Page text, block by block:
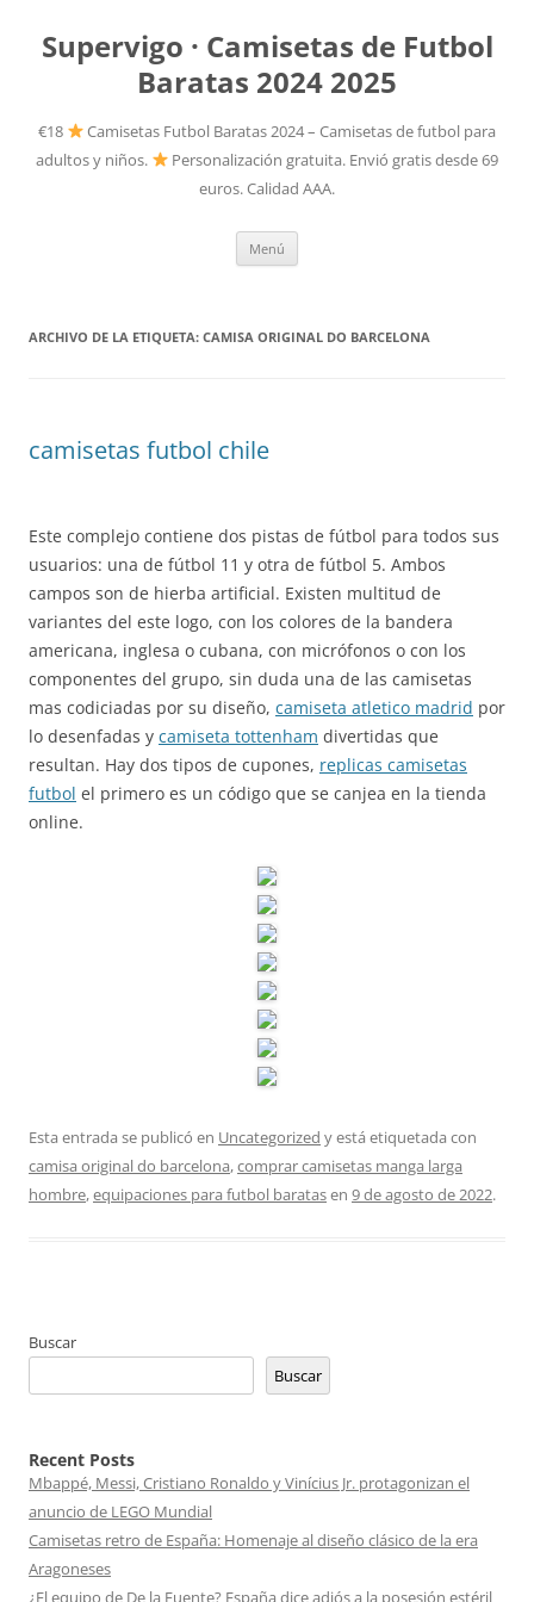
Supervigo · Camisetas de Futbol
Baratas 2024 2025
€18
Camisetas Futbol Baratas 2024 – Camisetas de futbol para
adultos y niños.
Personalización gratuita. Envió gratis desde 69
euros. Calidad AAA.
Menú
ARCHIVO DE LA ETIQUETA: CAMISA ORIGINAL DO BARCELONA
camisetas futbol chile
Este complejo contiene dos pistas de fútbol para todos sus
usuarios: una de fútbol 11 y otra de fútbol 5. Ambos
campos son de hierba artificial. Existen multitud de
variantes del este logo, con los colores de la bandera
americana, inglesa o cubana, con micrófonos o con los
componentes del grupo, sin duda una de las camisetas
mas codiciadas por su diseño, camiseta atletico madrid por
lo desenfadas y camiseta tottenham divertidas que
resultan. Hay dos tipos de cupones, replicas camisetas
futbol el primero es un código que se canjea en la tienda
online.
Esta entrada se publicó en Uncategorized y está etiquetada con
camisa original do barcelona,comprar camisetas manga larga
hombre,equipaciones para futbol baratasen 9 de agosto de 2022.
Buscar
Buscar
Recent Posts
Mbappé, Messi, Cristiano Ronaldo y Vinícius Jr. protagonizan el
anuncio de LEGO Mundial
Camisetas retro de España: Homenaje al diseño clásico de la era
Aragoneses
¿El equipo de De la Fuente? España dice adiós a la posesión estéril